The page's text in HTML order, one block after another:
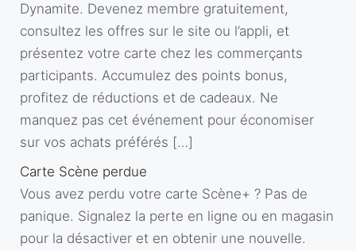
Dynamite. Devenez membre gratuitement,
consultez les offres sur le site ou l’appli, et
présentez votre carte chez les commerçants
participants. Accumulez des points bonus,
profitez de réductions et de cadeaux. Ne
manquez pas cet événement pour économiser
sur vos achats préférés […]
Carte Scène perdue
Vous avez perdu votre carte Scène+ ? Pas de
panique. Signalez la perte en ligne ou en magasin
pour la désactiver et en obtenir une nouvelle.